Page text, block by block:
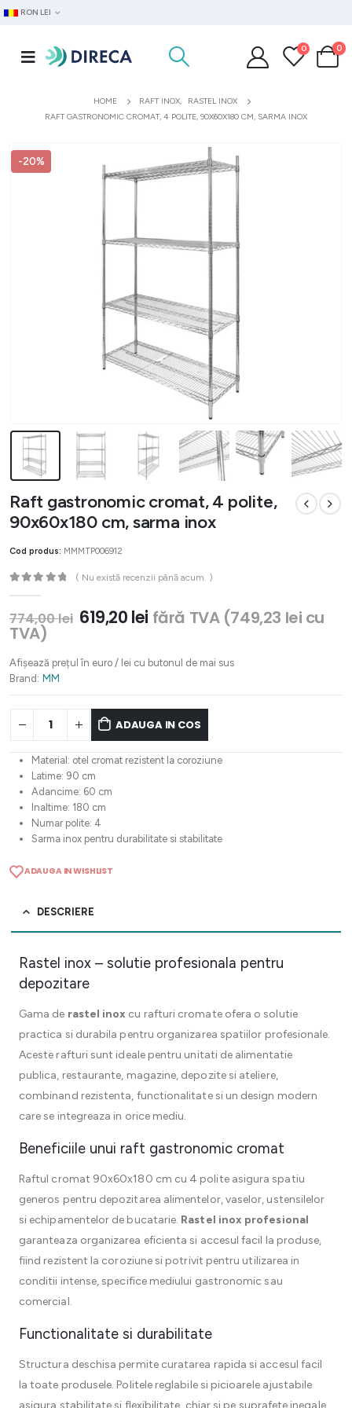
RON LEI
0 0
HOME RAFT INOX,
RASTEL INOX
RAFT GASTRONOMIC CROMAT, 4 POLITE, 90X60X180 CM, SARMA INOX
-20%
Raft gastronomic cromat, 4 polite,
90x60x180 cm, sarma inox
Cod produs: MMMTP006912
( Nu există recenzii până acum. )
774,00lei Prețul
inițial
fost:
619,20 lei Prețul
619,20 lei.
fără TVA (749,23 lei cu
TVA)
Afișează prețul în euro / lei cu butonul de mai sus
Brand: MM
ADAUGA IN COS
Material: otel cromat rezistent la coroziune
Latime: 90 cm
Adancime: 60 cm
Inaltime: 180 cm
Numar polite: 4
Sarma inox pentru durabilitate si stabilitate
ADAUGA IN WISHLIST
DESCRIERE
Rastel inox – solutie profesionala pentru
depozitare
Gama de rastel inox cu rafturi cromate ofera o solutie
practica si durabila pentru organizarea spatiilor profesionale.
Aceste rafturi sunt ideale pentru unitati de alimentatie
publica, restaurante, magazine, depozite si ateliere,
combinand rezistenta, functionalitate si un design modern
care se integreaza in orice mediu.
Beneficiile unui raft gastronomic cromat
Raftul cromat 90x60x180 cm cu 4 polite asigura spatiu
generos pentru depozitarea alimentelor, vaselor, ustensilelor
si echipamentelor de bucatarie. Rastel inox profesional
garanteaza organizarea eficienta si accesul facil la produse,
fiind rezistent la coroziune si potrivit pentru utilizarea in
conditii intense, specifice mediului gastronomic sau
comercial.
Functionalitate si durabilitate
Structura deschisa permite curatarea rapida si accesul facil
la toate produsele. Politele reglabile si picioarele ajustabile
asigura stabilitate si flexibilitate, chiar si pe suprafete inegale.